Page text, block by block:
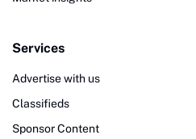
Services
Advertise with us
Classifieds
Sponsor Content